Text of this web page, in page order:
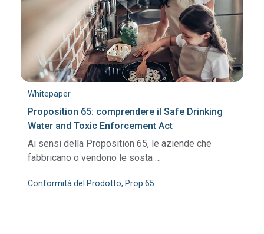
Whitepaper
Proposition 65: comprendere il Safe Drinking
Water and Toxic Enforcement Act
Ai sensi della Proposition 65, le aziende che
fabbricano o vendono le sosta …
Conformità del Prodotto, Prop 65